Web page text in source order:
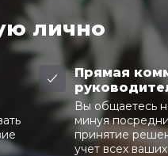
лично
Прямая
Вы общаетесь
минуя
принятие
учет всех